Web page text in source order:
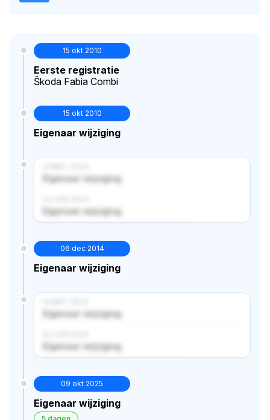
15 okt 2010
Eerste registratie
Škoda Fabia Combi
15 okt 2010
Eigenaar wijziging
Eigenaar wijziging
Eigenaar wijziging
06 dec 2014
Eigenaar wijziging
Eigenaar wijziging
Eigenaar wijziging
09 okt 2025
Eigenaar wijziging